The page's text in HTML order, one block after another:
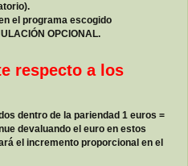
el programa escogido
OPCIONAL.
respecto a los
dentro de la pariendad 1 euros =
devaluando el euro en estos
el incremento proporcional en el